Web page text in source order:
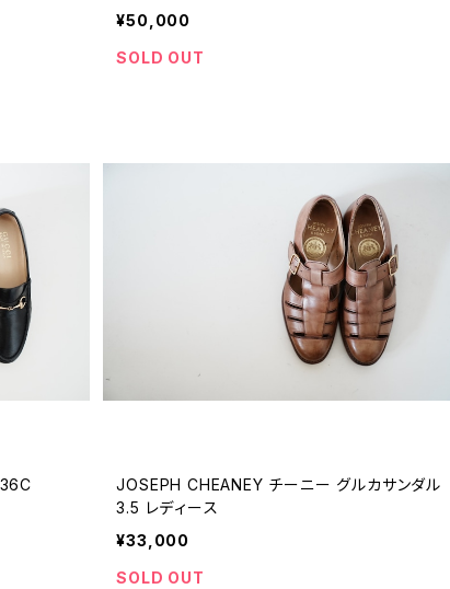
¥50,000
SOLD OUT
JOSEPH CHEANEY チーニー グルカサンダル
3.5 レディース
¥33,000
SOLD OUT